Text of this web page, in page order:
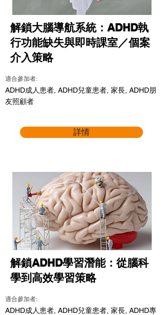
解鎖大腦導航系統：ADHD執
行功能缺失與即時課室／個案
介入策略
適合參加者:
ADHD成人患者, ADHD兒童患者, 家長, ADHD朋
友照顧者
詳情
解鎖ADHD學習潛能：從腦科
學到高效學習策略
適合參加者:
ADHD成人患者, ADHD兒童患者, 家長, ADHD專